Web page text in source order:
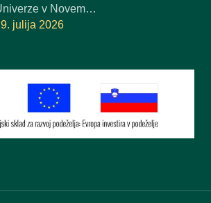
v Novem…
julija 2026